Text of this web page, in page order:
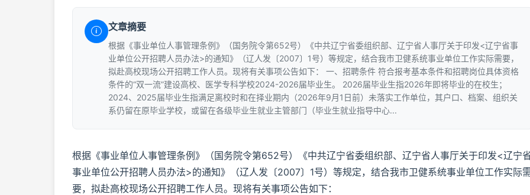
文章摘要
根据《事业单位人事管理条例》（国务院令第652号）《中共辽宁省委组织部、辽宁省人事厅关于印发<辽宁省事
业单位公开招聘人员办法>的通知》（辽人发〔2007〕1号）等规定，结合我市卫健系统事业单位工作实际需要，
拟赴高校现场公开招聘工作人员。现将有关事项公告如下： 一、招聘条件 符合报考基本条件和招聘岗位具体资格
条件的“双一流”建设高校、医学专科学校2024-2026届毕业生。 2026届毕业生指2026年即将毕业的在校生；
2024、2025届毕业生指满足离校时和在择业期内（2026年9月1日前）未落实工作单位，其户口、档案、组织关
系仍留在原毕业学校，或留在各级毕业生就业主管部门（毕业生就业指导中心...
根据《事业单位人事管理条例》（国务院令第652号）《中共辽宁省委组织部、辽宁省人事厅关于印发<辽宁
事业单位公开招聘人员办法>的通知》（辽人发〔2007〕1号）等规定，结合我市卫健系统事业单位工作实际
要，拟赴高校现场公开招聘工作人员。现将有关事项公告如下：